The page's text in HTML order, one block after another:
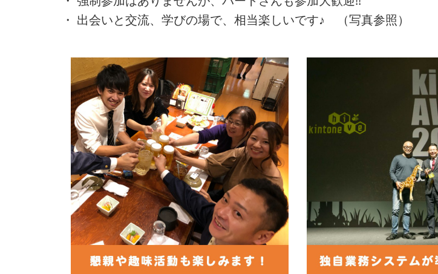
・ 出会いと交流、学びの場で、相当楽しいです♪ （写真参照）